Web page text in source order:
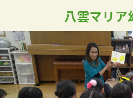
八雲マリア